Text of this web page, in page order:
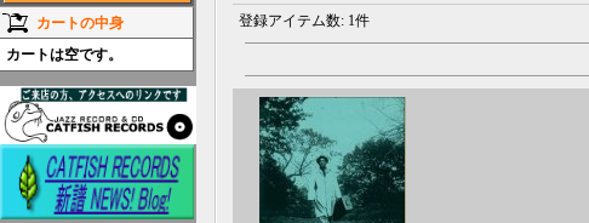
カートの中身
カートは空です。
登録アイテム数: 1件